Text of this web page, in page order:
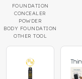
FOUNDATION
CONCEALER
POWDER
BODY FOUNDATION
OTHER TOOL